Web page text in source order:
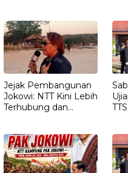
Paling Aman
Jejak Pembangunan
Jokowi: NTT Kini Lebih
Terhubung dan